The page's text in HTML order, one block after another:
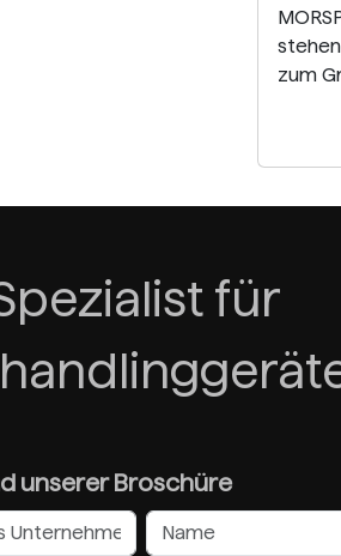
zum
für
unserer Broschüre